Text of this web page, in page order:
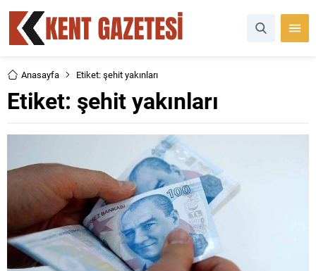
Anasayfa Etiket: şehit yakınları
Etiket: şehit yakınları